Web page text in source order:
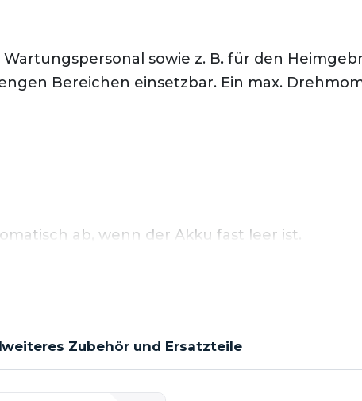
sowie z. B. für den
Bereichen einsetzbar. Ein max.
ab, wenn der Akku fast leer ist.
und hohes Drehmoment
weiteres Zubehör und Ersatzteile